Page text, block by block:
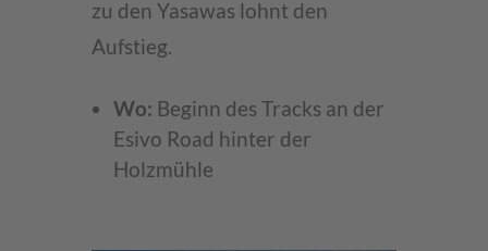
zu den Yasawas lohnt den
Aufstieg.
Wo: Beginn des Tracks an der
Esivo Road hinter der
Holzmühle